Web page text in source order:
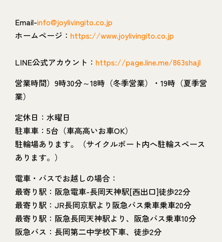
Email-info@joylivingito.co.jp
ホームページ： https://www.joylivingito.co.jp
LINE公式アカウント： https://page.line.me/863shajl
営業時間）9時30分～18時（冬季営業）・19時（夏季営
業）
定休日：水曜日
駐車車：5台（車高高いお車OK）
駐輪場あります。（サイクルポート内へ駐輪スペース
あります。）
電車・バスでお越しの場合：
最寄り駅：阪急電車-長岡天神駅[西出口]徒歩22分
最寄り駅：JR長岡京駅より阪急バス乗車乗車20分
最寄り駅：阪急長岡天神駅より、阪急バス乗車10分
阪急バス：長岡第二中学校下車、徒歩2分